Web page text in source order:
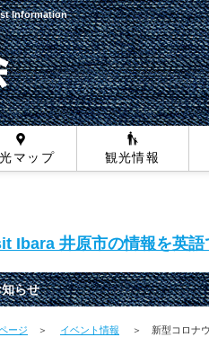
Information
マップ 観光情報
Ibara 井原市の情報を英
お知らせ
ージ ＞ イベント情報 ＞ 新型コロナウ